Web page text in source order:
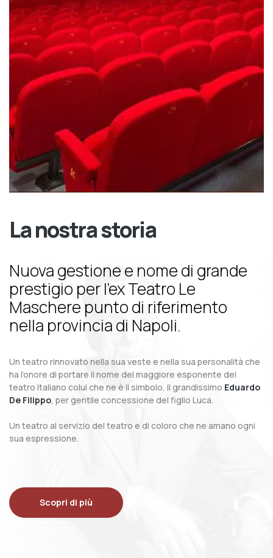
La nostra storia
Nuova gestione e nome di grande
prestigio per l’ex Teatro Le
Maschere punto di riferimento
nella provincia di Napoli.
Un teatro rinnovato nella sua veste e nella sua personalità che
ha l’onore di portare il nome del maggiore esponente del
teatro italiano colui che ne è il simbolo, il grandissimo Eduardo
De Filippo, per gentile concessione del figlio Luca.
Un teatro al servizio del teatro e di coloro che ne amano ogni
sua espressione.
Scopri di più